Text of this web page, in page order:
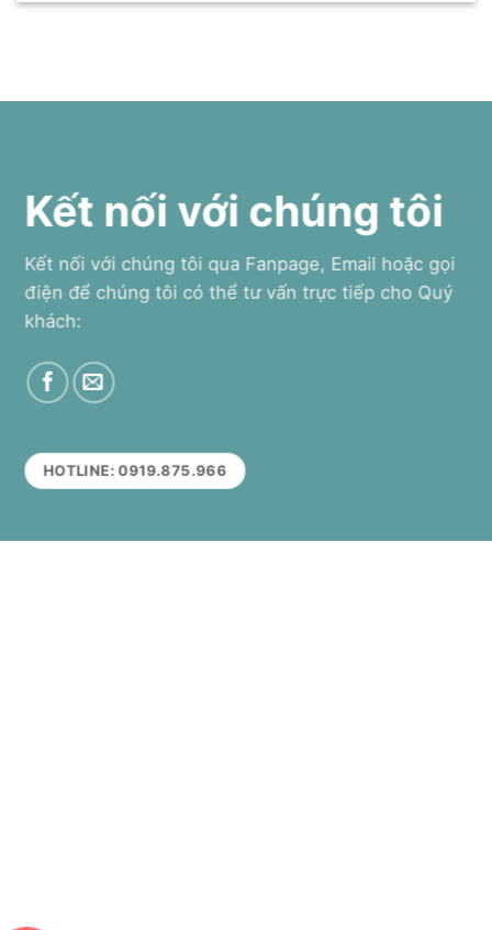
Kết nối với chúng tôi
Kết nối với chúng tôi qua Fanpage, Email hoặc gọi
điện để chúng tôi có thể tư vấn trực tiếp cho Quý
khách:
HOTLINE: 0919.875.966